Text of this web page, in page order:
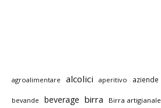
agroalimentare alcolici aperitivo aziende
bevande beverage birra Birra artigianale